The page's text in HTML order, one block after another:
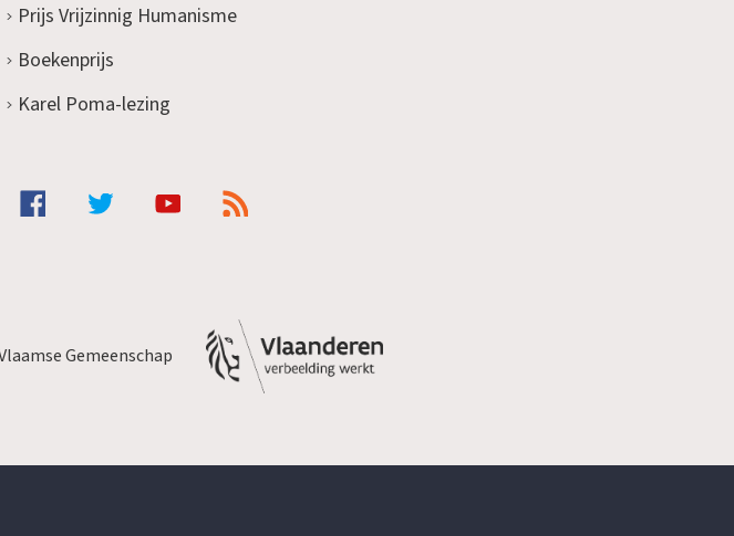
Prijs Vrijzinnig Humanisme
Boekenprijs
Karel Poma-lezing
Gemeenschap